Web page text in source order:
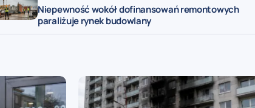
Niepewność wokół dofinansowań remontowych
paraliżuje rynek budowlany